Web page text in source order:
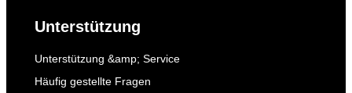
Unterstützung
Unterstützung &amp; Service
Häufig gestellte Fragen